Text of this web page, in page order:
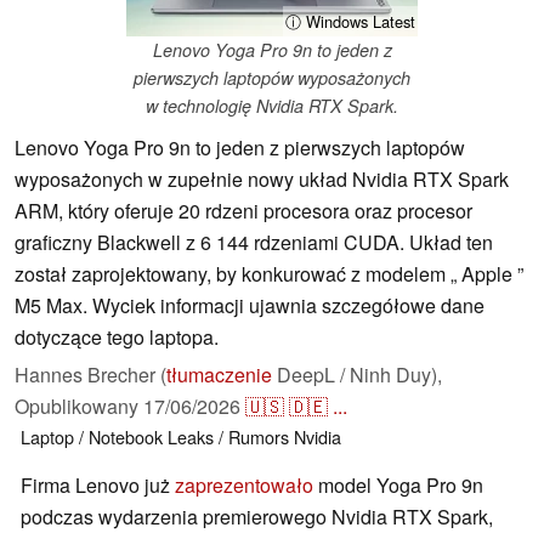
ⓘ Windows Latest
Lenovo Yoga Pro 9n to jeden z
pierwszych laptopów wyposażonych
w technologię Nvidia RTX Spark.
Lenovo Yoga Pro 9n to jeden z pierwszych laptopów
wyposażonych w zupełnie nowy układ Nvidia RTX Spark
ARM, który oferuje 20 rdzeni procesora oraz procesor
graficzny Blackwell z 6 144 rdzeniami CUDA. Układ ten
został zaprojektowany, by konkurować z modelem „ Apple ”
M5 Max. Wyciek informacji ujawnia szczegółowe dane
dotyczące tego laptopa.
Hannes Brecher (tłumaczenie DeepL / Ninh Duy),
Opublikowany 17/06/2026🇺🇸🇩🇪 ...
Laptop / Notebook Leaks / Rumors Nvidia
Firma Lenovo jużzaprezentowało model Yoga Pro 9n
podczas wydarzenia premierowego Nvidia RTX Spark,